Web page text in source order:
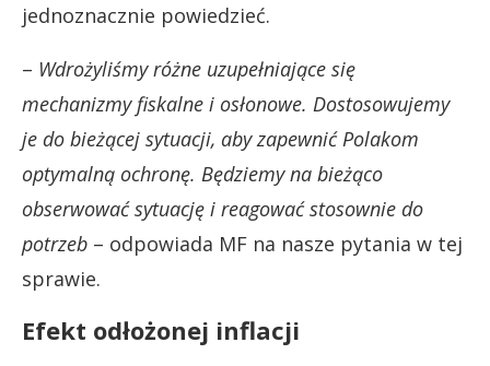
jednoznacznie powiedzieć.
– Wdrożyliśmy różne uzupełniające się
mechanizmy fiskalne i osłonowe. Dostosowujemy
je do bieżącej sytuacji, aby zapewnić Polakom
optymalną ochronę. Będziemy na bieżąco
obserwować sytuację i reagować stosownie do
potrzeb – odpowiada MF na nasze pytania w tej
sprawie.
Efekt odłożonej inflacji